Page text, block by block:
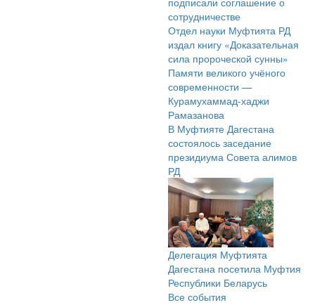
сотрудничестве
Отдел науки Муфтията РД
издал книгу «Доказательная
сила пророческой сунны»
Памяти великого учёного
современности —
Курамухаммад-хаджи
Рамазанова
В Муфтияте Дагестана
состоялось заседание
президиума Совета алимов
РД
Делегация Муфтията
Дагестана посетила Муфтия
Республики Беларусь
Все события